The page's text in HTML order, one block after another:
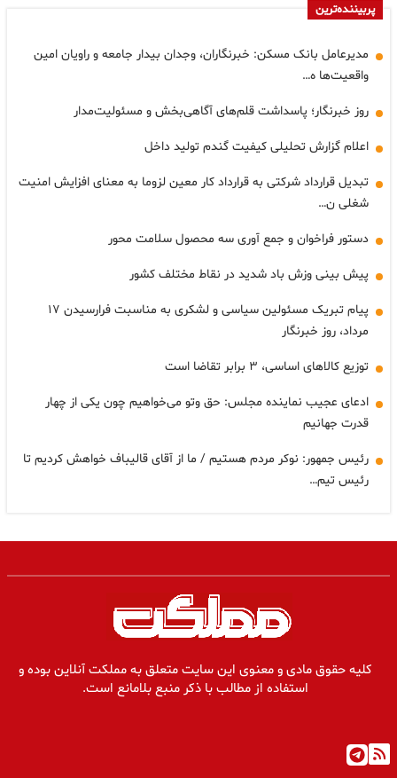
پربیننده‌ترین
مدیرعامل بانک مسکن: خبرنگاران، وجدان بیدار جامعه و راویان امین
واقعیت‌ها ه…
روز خبرنگار؛ پاسداشت قلم‌های آگاهی‌بخش و مسئولیت‌مدار
اعلام گزارش تحلیلی کیفیت گندم تولید داخل
تبدیل قرارداد شرکتی به قرارداد کار معین لزوما به معنای افزایش امنیت
شغلی ن…
دستور فراخوان و جمع آوری سه محصول سلامت محور
پیش بینی وزش باد شدید در نقاط مختلف کشور
پیام تبریک مسئولین سیاسی و لشکری به مناسبت فرارسیدن ۱۷
مرداد، روز خبرنگار
توزیع کالاهای اساسی، ۳ برابر تقاضا است
ادعای عجیب نماینده مجلس: حق وتو می‌خواهیم چون یکی از چهار
قدرت جهانیم
رئیس جمهور: نوکر مردم هستیم / ما از آقای قالیباف خواهش کردیم تا
رئیس تیم…
کلیه حقوق مادی و معنوی این سایت متعلق به مملکت آنلاین بوده و
استفاده از مطالب با ذکر منبع بلامانع است.